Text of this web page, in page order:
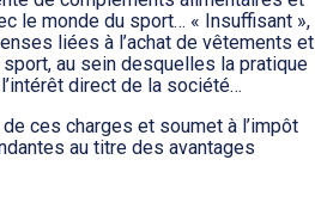
le monde du sport… « Insuffisant »,
liées à l’achat de vêtements et
au sein desquelles la pratique
direct de la société…
ces charges et soumet à l’impôt
au titre des avantages